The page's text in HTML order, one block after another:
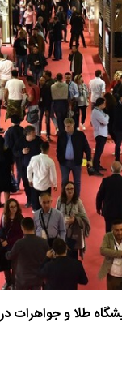
طلا و جواهرات